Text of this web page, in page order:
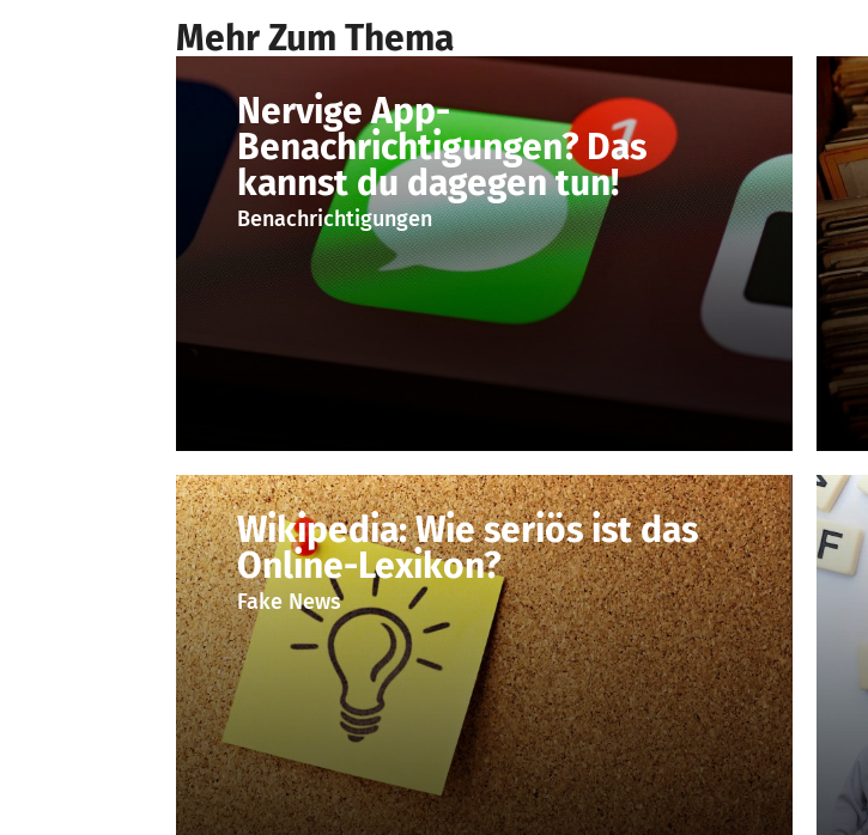
Mehr Zum Thema
Nervige App-
Benachrichtigungen? Das
kannst du dagegen tun!
Benachrichtigungen
Wikipedia: Wie seriös ist das
Online-Lexikon?
Fake News